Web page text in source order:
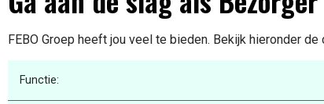
FEBO Groep heeft jou veel te bieden. Bekijk hieronder de
Functie: